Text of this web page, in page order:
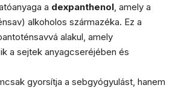
a dexpanthenol, amely a
alkoholos származéka. Ez a
alakul, amely
a sejtek anyagcseréjében és
gyorsítja a sebgyógyulást, hanem